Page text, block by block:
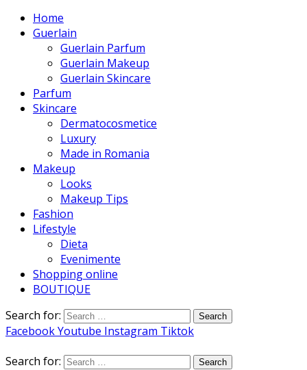
Home
Guerlain
Guerlain Parfum
Guerlain Makeup
Guerlain Skincare
Parfum
Skincare
Dermatocosmetice
Luxury
Made in Romania
Makeup
Looks
Makeup Tips
Fashion
Lifestyle
Dieta
Evenimente
Shopping online
BOUTIQUE
Search for:
FacebookYoutube Instagram Tiktok
Search for: